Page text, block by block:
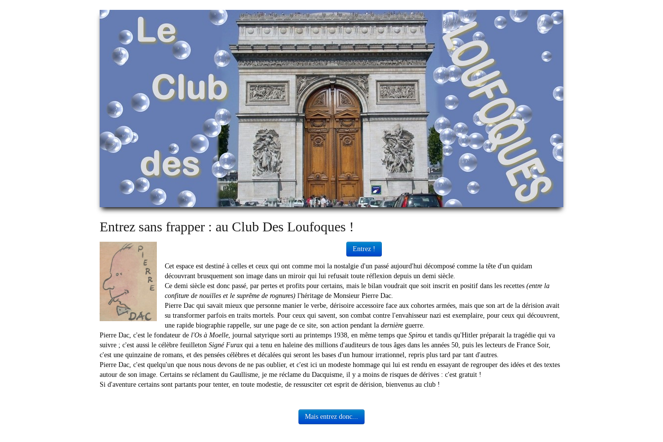
Entrez sans frapper : au Club Des Loufoques !
Entrez !
Cet espace est destiné à celles et ceux qui ont comme moi la nostalgie d'un passé aujourd'hui décomposé comme la tête d'un quidam
découvrant brusquement son image dans un miroir qui lui refusait toute réflexion depuis un demi siècle.
Ce demi siècle est donc passé, par pertes et profits pour certains, mais le bilan voudrait que soit inscrit en positif dans les recettes (entre la
confiture de nouilles et le suprême de rognures) l'héritage de Monsieur Pierre Dac.
Pierre Dac qui savait mieux que personne manier le verbe, dérisoire accessoire face aux cohortes armées, mais que son art de la dérision avait
su transformer parfois en traits mortels. Pour ceux qui savent, son combat contre l'envahisseur nazi est exemplaire, pour ceux qui découvrent,
une rapide biographie rappelle, sur une page de ce site, son action pendant la dernière guerre.
Pierre Dac, c'est le fondateur de l'Os à Moelle, journal satyrique sorti au printemps 1938, en même temps que Spirou et tandis qu'Hitler préparait la tragédie qui va
suivre ; c'est aussi le célèbre feuilleton Signé Furax qui a tenu en haleine des millions d'auditeurs de tous âges dans les années 50, puis les lecteurs de France Soir,
c'est une quinzaine de romans, et des pensées célèbres et décalées qui seront les bases d'un humour irrationnel, repris plus tard par tant d'autres.
Pierre Dac, c'est quelqu'un que nous nous devons de ne pas oublier, et c'est ici un modeste hommage qui lui est rendu en essayant de regrouper des idées et des textes
autour de son image. Certains se réclament du Gaullisme, je me réclame du Dacquisme, il y a moins de risques de dérives : c'est gratuit !
Si d'aventure certains sont partants pour tenter, en toute modestie, de ressusciter cet esprit de dérision, bienvenus au club !
Mais entrez donc...